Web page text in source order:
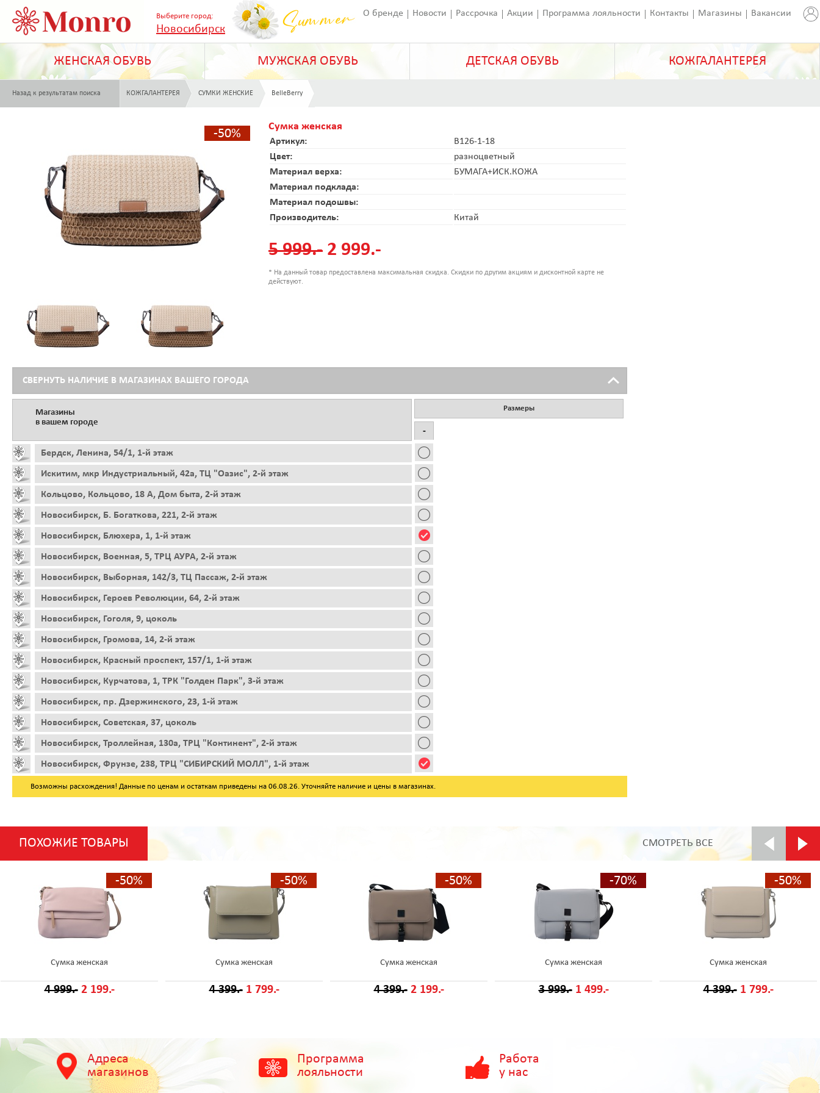
Выберите город:
Новосибирск
О бренде Новости Рассрочка Акции Программа лояльности Контакты Магазины Вакансии
ЖЕНСКАЯ ОБУВЬ МУЖСКАЯ ОБУВЬ ДЕТСКАЯ ОБУВЬ КОЖГАЛАНТЕРЕЯ
Назад к результатам поиска КОЖГАЛАНТЕРЕЯ СУМКИ ЖЕНСКИЕ BelleBerry
-50%
Сумка женская
Артикул:
B126-1-18
Цвет:
разноцветный
Материал верха:
БУМАГА+ИСК.КОЖА
Материал подклада:
Материал подошвы:
Производитель:
Китай
5 999.- 2 999.-
* На данный товар предоставлена максимальная скидка. Скидки по другим акциям и дисконтной карте не
действуют.
СВЕРНУТЬ НАЛИЧИЕ В МАГАЗИНАХ ВАШЕГО ГОРОДА
Магазины
в вашем городе
Бердск, Ленина, 54/1, 1-й этаж
Искитим, мкр Индустриальный, 42а, ТЦ "Оазис", 2-й этаж
Кольцово, Кольцово, 18 А, Дом быта, 2-й этаж
Новосибирск, Б. Богаткова, 221, 2-й этаж
Новосибирск, Блюхера, 1, 1-й этаж
Новосибирск, Военная, 5, ТРЦ АУРА, 2-й этаж
Новосибирск, Выборная, 142/3, ТЦ Пассаж, 2-й этаж
Новосибирск, Героев Революции, 64, 2-й этаж
Новосибирск, Гоголя, 9, цоколь
Новосибирск, Громова, 14, 2-й этаж
Новосибирск, Красный проспект, 157/1, 1-й этаж
Новосибирск, Курчатова, 1, ТРК "Голден Парк", 3-й этаж
Новосибирск, пр. Дзержинского, 23, 1-й этаж
Новосибирск, Советская, 37, цоколь
Новосибирск, Троллейная, 130а, ТРЦ "Континент", 2-й этаж
Новосибирск, Фрунзе, 238, ТРЦ "СИБИРСКИЙ МОЛЛ", 1-й этаж
Размеры
-
Возможны расхождения! Данные по ценам и остаткам приведены на 06.08.26. Уточняйте наличие и цены в магазинах.
ПОХОЖИЕ ТОВАРЫ СМОТРЕТЬ ВСЕ
-50%
Сумка женская
4 999.- 2 199.-
-50%
Сумка женская
4 399.- 1 799.-
-50%
Сумка женская
4 399.- 2 199.-
-70%
Сумка женская
3 999.- 1 499.-
-50%
Сумка женская
4 399.- 1 799.-
Адреса
магазинов
Программа
лояльности
Работа
у нас